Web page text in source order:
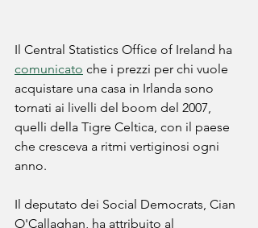
Il Central Statistics Office of Ireland ha
comunicato che i prezzi per chi vuole
acquistare una casa in Irlanda sono
tornati ai livelli del boom del 2007,
quelli della Tigre Celtica, con il paese
che cresceva a ritmi vertiginosi ogni
anno.
Il deputato dei Social Democrats, Cian
O'Callaghan, ha attribuito al